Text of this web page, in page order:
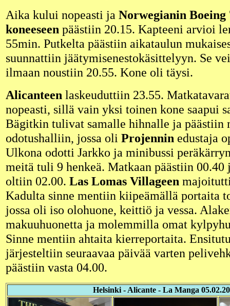
Aika kului nopeasti ja Norwegianin Boeing
koneeseen päästiin 20.15. Kapteeni arvioi
55min. Putkelta päästiin aikataulun
suunnattiin jäätymisenestokäsittelyyn. Se
ilmaan noustiin 20.55. Kone oli täysi.
Alicanteen laskeuduttiin 23.55.
nopeasti, sillä vain yksi toinen kone saapui
Bägitkin tulivat samalle hihnalle ja päästiin
odotushalliin, jossa oli Projennin edustaja
Ulkona odotti Jarkko ja minibussi
meitä tuli 9 henkeä. Matkaan päästiin
oltiin 02.00. Las Lomas Villageen
Kadulta sinne mentiin kiipeämällä portaita
jossa oli iso olohuone, keittiö ja vessa.
makuuhuonetta ja molemmilla omat
Sinne mentiin ahtaita kierreportaita.
järjesteltiin seuraavaa päivää varten
päästiin vasta 04.00.
Helsinki - Alicante - La Manga